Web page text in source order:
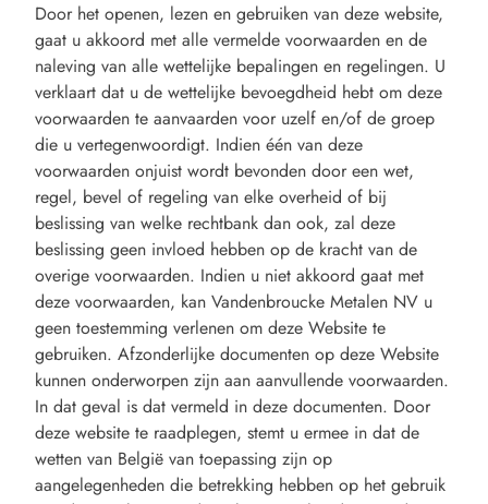
Door het openen, lezen en gebruiken van deze website,
gaat u akkoord met alle vermelde voorwaarden en de
naleving van alle wettelijke bepalingen en regelingen. U
verklaart dat u de wettelijke bevoegdheid hebt om deze
voorwaarden te aanvaarden voor uzelf en/of de groep
die u vertegenwoordigt. Indien één van deze
voorwaarden onjuist wordt bevonden door een wet,
regel, bevel of regeling van elke overheid of bij
beslissing van welke rechtbank dan ook, zal deze
beslissing geen invloed hebben op de kracht van de
overige voorwaarden. Indien u niet akkoord gaat met
deze voorwaarden, kan Vandenbroucke Metalen NV u
geen toestemming verlenen om deze Website te
gebruiken. Afzonderlijke documenten op deze Website
kunnen onderworpen zijn aan aanvullende voorwaarden.
In dat geval is dat vermeld in deze documenten. Door
deze website te raadplegen, stemt u ermee in dat de
wetten van België van toepassing zijn op
aangelegenheden die betrekking hebben op het gebruik